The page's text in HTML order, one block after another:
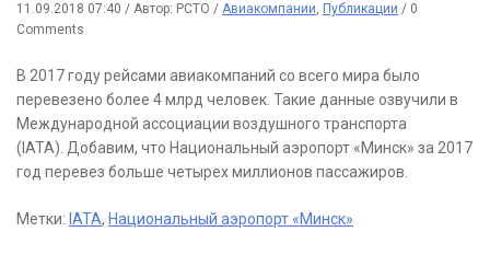
11.09.2018 07:40 / Автор: РСТО / Авиакомпании, Публикации / 0
Comments
В 2017 году рейсами авиакомпаний со всего мира было
перевезено более 4 млрд человек. Такие данные озвучили в
Международной ассоциации воздушного транспорта
(IATA). Добавим, что Национальный аэропорт «Минск» за 2017
год перевез больше четырех миллионов пассажиров.
Метки: IATA, Национальный аэропорт «Минск»